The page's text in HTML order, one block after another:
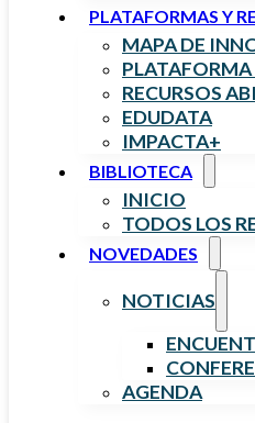
PLATAFORMAS Y
MAPA DE
PLATAFORMA
RECURSOS
EDUDATA
IMPACTA+
BIBLIOTECA
INICIO
TODOS LOS
NOVEDADES
NOTICIAS
AGENDA